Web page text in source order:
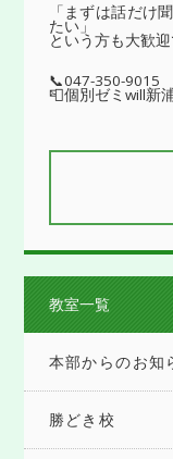
「まずは話だけ
たい」
という方も大歓迎
📞047-350-9015
📮個別ゼミwill新
教室一覧
本部からのお知
勝どき校